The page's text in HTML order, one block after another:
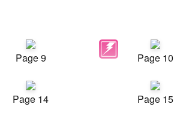
Page 9 Page 10
Page 14 Page 15